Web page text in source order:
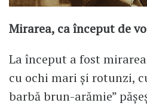
Mirarea, ca început de
La început a fost
cu ochi mari și rotunzi,
barbă brun-arămie”